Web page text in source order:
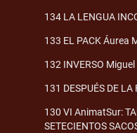
134 LA LENGUA
133 EL PACK Áurea
132 INVERSO
131 DESPUÉS DE
130 VI AnimatSur:
SETECIENTOS